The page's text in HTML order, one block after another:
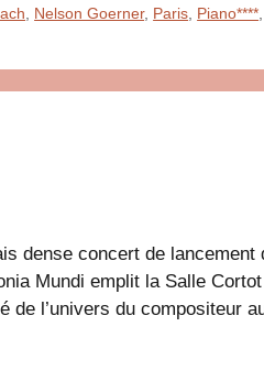
Nelson Goerner, Paris Piano****
dense concert de
Mundi emplit la Salle
de l’univers du compositeur